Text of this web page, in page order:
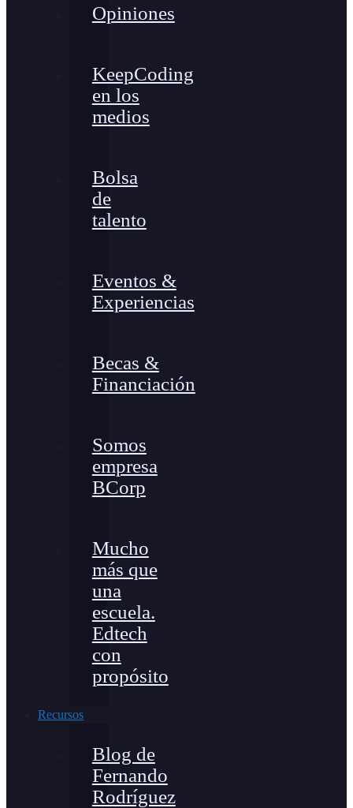
Opiniones
KeepCoding
en los
medios
Bolsa
de
talento
Eventos &
Experiencias
Becas &
Financiación
Somos
empresa
BCorp
Mucho
más que
una
escuela.
Edtech
con
propósito
Recursos
Blog de
Fernando
Rodríguez